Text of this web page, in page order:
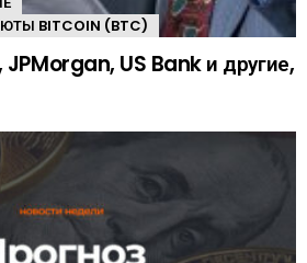
BITCOIN (BTC)
US Bank и другие,